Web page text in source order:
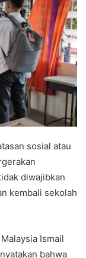
sosial atau
diwajibkan
kembali sekolah
Ismail
bahwa